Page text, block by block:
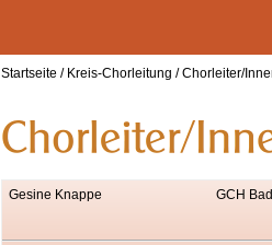
Startseite / Kreis-Chorleitung /Chorleiter/
Gesine Knappe GCH